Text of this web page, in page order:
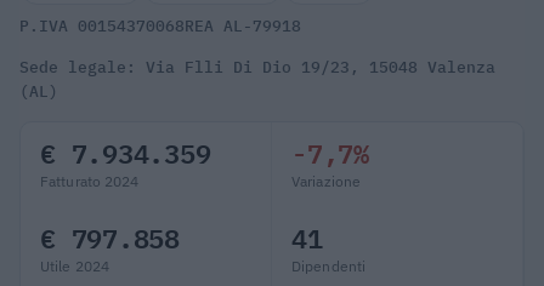
P.IVA 00154370068REA AL-79918
Sede legale: Via Flli Di Dio 19/23, 15048 Valenza
(AL)
€ 7.934.359
Fatturato 2024
-7,7%
Variazione
€ 797.858
Utile 2024
41
Dipendenti